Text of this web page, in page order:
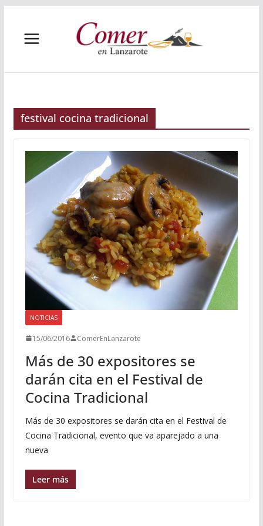
contenido
festival cocina tradicional
NOTICIAS
15/06/2016 ComerEnLanzarote
Más de 30 expositores se
darán cita en el Festival de
Cocina Tradicional
Más de 30 expositores se darán cita en el Festival de
Cocina Tradicional, evento que va aparejado a una
nueva
Leer más